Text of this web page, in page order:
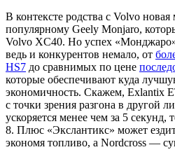
В контексте родства с Volvo
популярному Geely Monjaro,
Volvo XC40. Но успех
ведь и конкурентов немало, от
HS7 до сравнимых по цене
которые обеспечивают куда
экономичность. Скажем, Exlantix
с точки зрения разгона в другой
ускоряется менее чем за 5 секунд,
8. Плюс «Экслантикс» может
экономя топливо, а Nordcross —